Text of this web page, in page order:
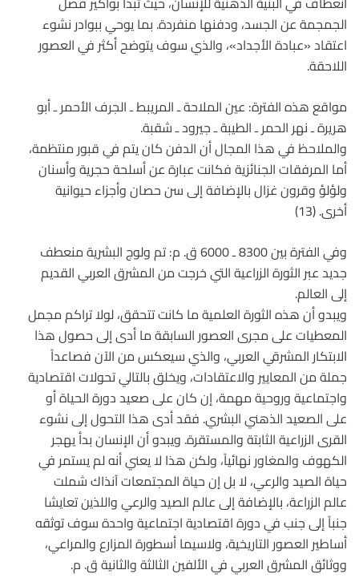
الجمجمة عن الجسد، ودفنها منفردة. بما يوحي ببوادر نشوء
اعتقاد «عبادة الأجداد»، والذي سوف يتوضح أكثر في العصور
اللاحقة.
مواقع هذه الفترة: عين الملاحة ـ المريبط ـ الجرف الأحمر ـ أبو
هريرة ـ نهر الحمر ـ الطيبة ـ جيرود ـ شقبة.
والملاحظ في هذا المجال أن الدفن كان يتم في قبور منتظمة،
أما المرفقات الجنائزية فكانت عبارة عن أسلحة حجرية وأسنان
ولؤلؤ وقرون غزال بالإضافة إلى سن حصان وأجزاء حيوانية
أخرى. (13)
وفي الفترة بين 8300 ـ 6000 ق. م: تم ولوج البشرية منعطف
جديد عبر الثورة الزراعية التي خرجت من المشرق العربي القديم
إلى العالم.
ويبدو أن هذه الثورة العلمية ما كانت تتحقق، لولا تراكم مجمل
المعطيات على مجرى العصور السابقة ما أدى إلى حصول هذا
الابتكار المشرقي العربي، والذي سيعكس من الآن فصاعداً
جملة من المعايير والاعتقادات، ويخلق بالتالي تحولات اقتصادية
واجتماعية وروحية مهمة، إن كان على صعيد دورة الحياة أو
على الصعيد الذهني البشري. فقد أدى هذا التحول إلى نشوء
القرى الزراعية الثابتة والمستقرة. ويبدو أن الإنسان بدأ يهجر
الكهوف والمغاور نهائياً، ولكن هذا لا يعني أنه لم يستمر في
حياة الصيد والرعي، لا بل إن حياة المجتمعات آنذاك شملت
عالم الزراعة، بالإضافة إلى عالم الصيد والرعي واللذين تعايشا
جنباً إلى جنب في دورة اقتصادية اجتماعية واحدة سوف توثقه
أساطير العصور التاريخية، ولاسيما أسطورة المزارع والمراعي،
ووثائق المشرق العربي في الألفين الثالثة والثانية ق. م.